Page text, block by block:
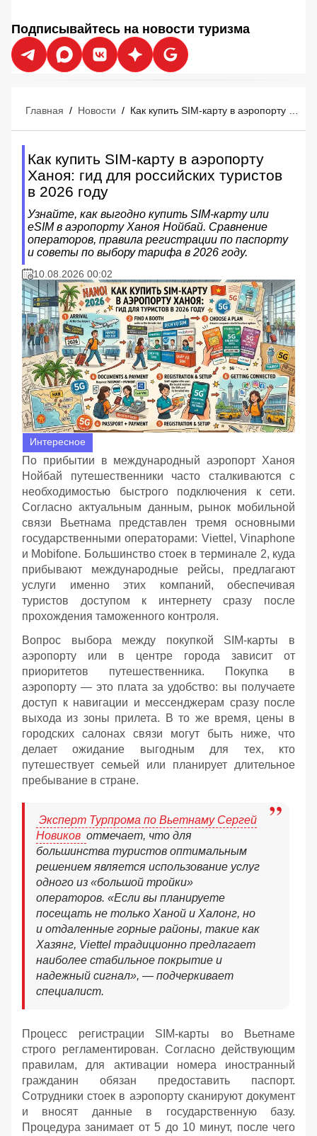
Подписывайтесь на новости туризма
Главная / Новости /
Как купить SIM-карту в аэропорту
Ханоя: гид для российских туристов
в 2026 году
Узнайте, как выгодно купить SIM-карту или
eSIM в аэропорту Ханоя Нойбай. Сравнение
операторов, правила регистрации по паспорту
и советы по выбору тарифа в 2026 году.
10.08.2026 00:02
Интересное
По прибытии в международный аэропорт Ханоя
Нойбай путешественники часто сталкиваются с
необходимостью быстрого подключения к сети.
Согласно актуальным данным, рынок мобильной
связи Вьетнама представлен тремя основными
государственными операторами: Viettel, Vinaphone
и Mobifone. Большинство стоек в терминале 2, куда
прибывают международные рейсы, предлагают
услуги именно этих компаний, обеспечивая
туристов доступом к интернету сразу после
прохождения таможенного контроля.
Вопрос выбора между покупкой SIM-карты в
аэропорту или в центре города зависит от
приоритетов путешественника. Покупка в
аэропорту — это плата за удобство: вы получаете
доступ к навигации и мессенджерам сразу после
выхода из зоны прилета. В то же время, цены в
городских салонах связи могут быть ниже, что
делает ожидание выгодным для тех, кто
путешествует семьей или планирует длительное
пребывание в стране.
Эксперт Турпрома по Вьетнаму Сергей
Новиков отмечает, что для
большинства туристов оптимальным
решением является использование услуг
одного из «большой тройки»
операторов. «Если вы планируете
посещать не только Ханой и Халонг, но
и отдаленные горные районы, такие как
Хазянг, Viettel традиционно предлагает
наиболее стабильное покрытие и
надежный сигнал», — подчеркивает
специалист.
Процесс регистрации SIM-карты во Вьетнаме
строго регламентирован. Согласно действующим
правилам, для активации номера иностранный
гражданин обязан предоставить паспорт.
Сотрудники стоек в аэропорту сканируют документ
и вносят данные в государственную базу.
Процедура занимает от 5 до 10 минут, после чего